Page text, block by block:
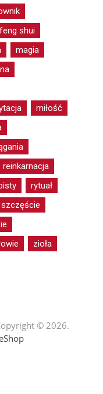
feng shui
magia
miłość
reinkarnacja
rytuał
szczęście
zioła
© 2026.